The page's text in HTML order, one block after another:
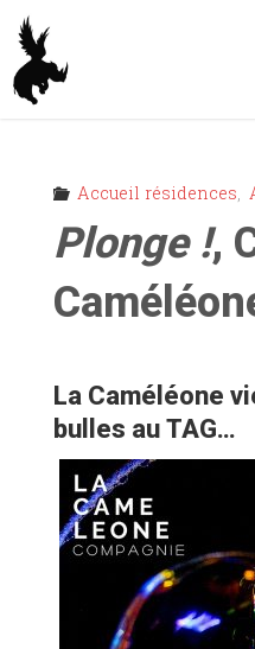
Skip
content
Accueil résidences
Plonge !,
La Caméléone
bulles au TAG…